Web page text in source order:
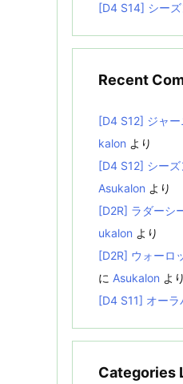
[D4 S14] シー
Recent
[D4 S12] ジャ
kalon より
[D4 S12] シー
Asukalon より
[D2R] ラダーシ
ukalon より
[D2R] ウォーロ
に Asukalon より
[D4 S11] オー
Categories